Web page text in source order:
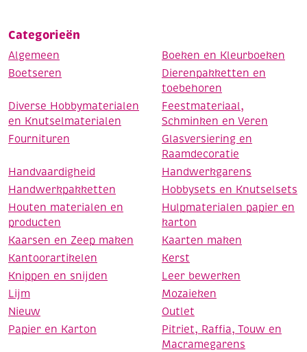
Categorieën
Algemeen
Boeken en Kleurboeken
Boetseren
Dierenpakketten en
toebehoren
Diverse Hobbymaterialen
en Knutselmaterialen
Feestmateriaal,
Schminken en Veren
Fournituren
Glasversiering en
Raamdecoratie
Handvaardigheid
Handwerkgarens
Handwerkpakketten
Hobbysets en Knutselsets
Houten materialen en
producten
Hulpmaterialen papier en
karton
Kaarsen en Zeep maken
Kaarten maken
Kantoorartikelen
Kerst
Knippen en snijden
Leer bewerken
Lijm
Mozaieken
Nieuw
Outlet
Papier en Karton
Pitriet, Raffia, Touw en
Macramegarens